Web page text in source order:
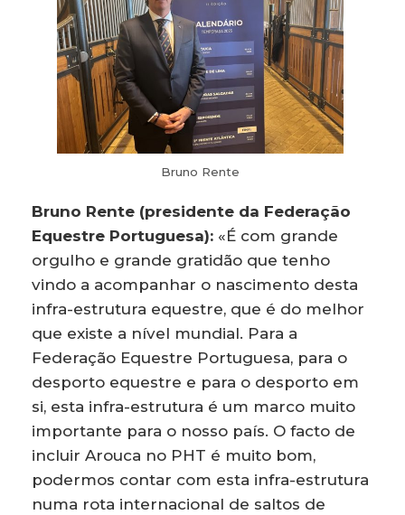
Bruno Rente
Bruno Rente (presidente da Federação
Equestre Portuguesa): «É com grande
orgulho e grande gratidão que tenho
vindo a acompanhar o nascimento desta
infra-estrutura equestre, que é do melhor
que existe a nível mundial. Para a
Federação Equestre Portuguesa, para o
desporto equestre e para o desporto em
si, esta infra-estrutura é um marco muito
importante para o nosso país. O facto de
incluir Arouca no PHT é muito bom,
podermos contar com esta infra-estrutura
numa rota internacional de saltos de